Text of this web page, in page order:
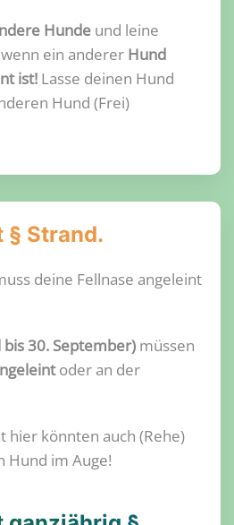
Hunde und leine
ein anderer Hund
ist! Lasse deinen Hund
Hund (Frei)
Strand.
deine Fellnase angeleint
bis 30. September) müssen
oder an der
hier könnten auch (Rehe)
Hund im Auge!